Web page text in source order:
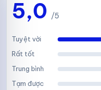
5,0 /5
Tuyệt vời
Rất tốt
Trung bình
Tạm được